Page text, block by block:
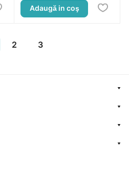
Adaugă in coş
2 3